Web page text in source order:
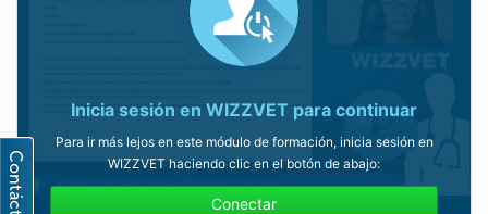
Inicia sesión en WIZZVET para continuar
Para ir más lejos en este módulo de formación, inicia sesión en
WIZZVET haciendo clic en el botón de abajo:
Conectar